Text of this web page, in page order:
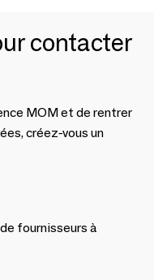
contacter
MOM et de rentrer
créez-vous un
fournisseurs à